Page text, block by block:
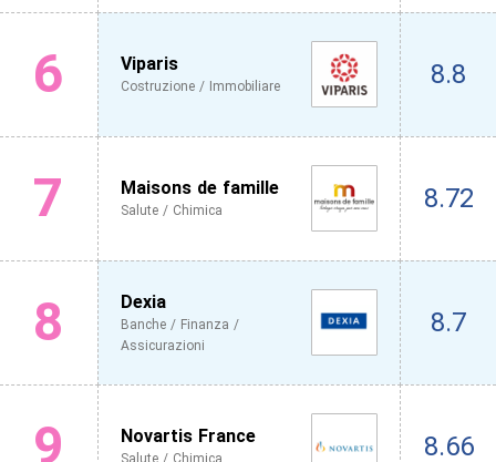
6 Viparis
Costruzione / Immobiliare 8.8
7 Maisons de famille
Salute / Chimica 8.72
8 Dexia
Banche / Finanza /
Assicurazioni
8.7
9 Novartis France 8.66